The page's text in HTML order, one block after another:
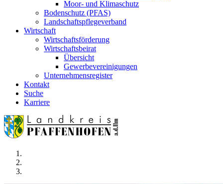
Moor- und Klimaschutz
Bodenschutz (PFAS)
Landschaftspflegeverband
Wirtschaft
Wirtschaftsförderung
Wirtschaftsbeirat
Übersicht
Gewerbevereinigungen
Unternehmensregister
Kontakt
Suche
Karriere